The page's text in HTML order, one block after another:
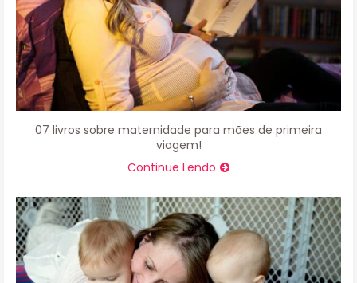
07 livros sobre maternidade para mães de primeira
viagem!
Continue Lendo